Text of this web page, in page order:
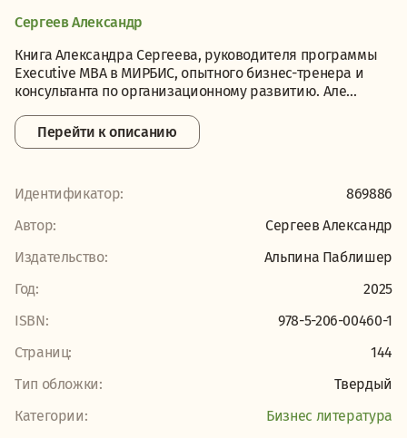
Сергеев Александр
Книга Александра Сергеева, руководителя программы
Executive MBA в МИРБИС, опытного бизнес-тренера и
консультанта по организационному развитию. Але...
Перейти к описанию
Идентификатор:
869886
Автор:
Сергеев Александр
Издательство:
Альпина Паблишер
Год:
2025
ISBN:
978-5-206-00460-1
Страниц:
144
Тип обложки:
Твердый
Категории:
Бизнес литература